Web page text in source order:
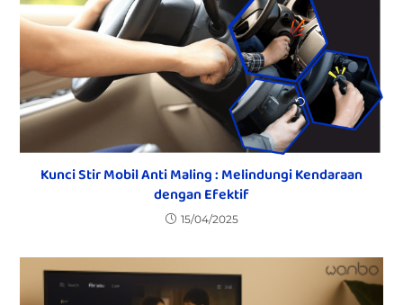
Kunci Stir Mobil Anti Maling : Melindungi Kendaraan
dengan Efektif
15/04/2025